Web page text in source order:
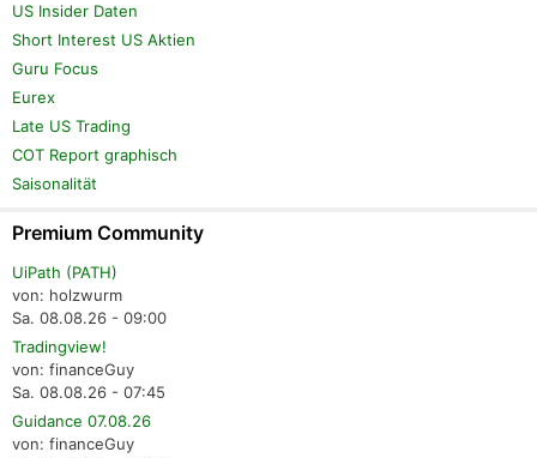
US Insider Daten
Short Interest US Aktien
Guru Focus
Eurex
Late US Trading
COT Report graphisch
Saisonalität
Premium Community
UiPath (PATH)
von: holzwurm
Sa. 08.08.26 - 09:00
Tradingview!
von: financeGuy
Sa. 08.08.26 - 07:45
Guidance 07.08.26
von: financeGuy